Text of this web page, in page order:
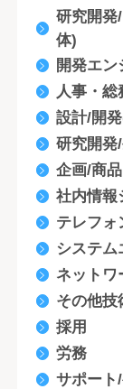
研究開発
体)
開発エン
人事・総
設計/開
研究開発
企画/商
社内情報
テレフォ
システム
ネットワ
その他技
採用
労務
サポート